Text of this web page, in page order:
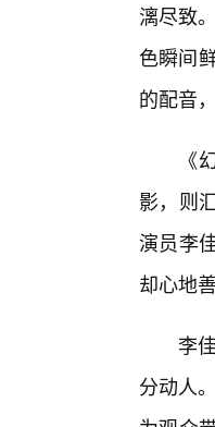
漓尽致
色瞬间
的配音
《
影，则
演员李
却心地
李
分动人